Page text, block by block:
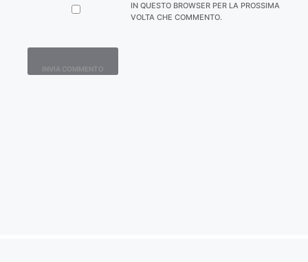
IN QUESTO BROWSER PER LA PROSSIMA
VOLTA CHE COMMENTO.